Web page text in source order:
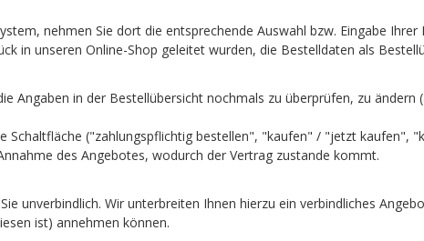
nehmen Sie dort die entsprechende Auswahl bzw. Eingabe
in unseren Online-Shop geleitet wurden, die Bestelldaten als
Angaben in der Bestellübersicht nochmals zu überprüfen, zu
Schaltfläche ("zahlungspflichtig bestellen", "kaufen" / "jetzt
des Angebotes, wodurch der Vertrag zustande kommt.
unverbindlich. Wir unterbreiten Ihnen hierzu ein verbindliches
ist) annehmen können.